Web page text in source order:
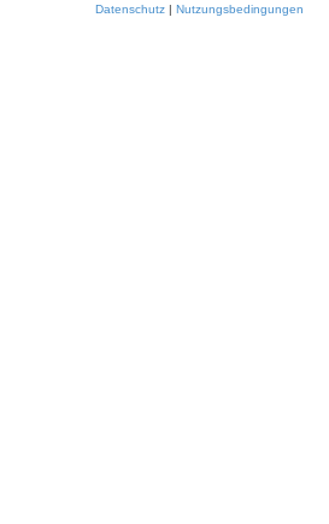
Datenschutz | Nutzungsbedingungen